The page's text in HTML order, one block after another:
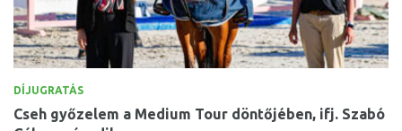
DÍJUGRATÁS
Cseh győzelem a Medium Tour döntőjében, ifj. Szabó